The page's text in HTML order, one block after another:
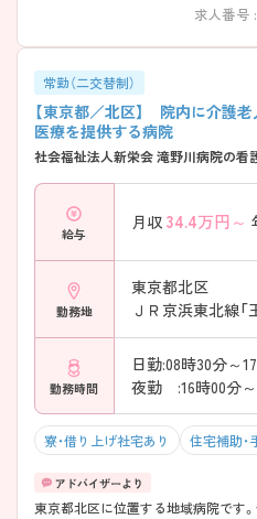
求人番号
常勤（二交替制）
【東京都／北区】 院内に介護
医療を提供する病院
社会福祉法人新栄会 滝野川病院の看
給与
月収 34.4万円～
勤務地
東京都北区
ＪＲ京浜東北線「
勤務時間
日勤:08時30分～
夜勤 :16時00分～
寮・借り上げ社宅あり 住宅補助・
東京都北区に位置する地域病院です